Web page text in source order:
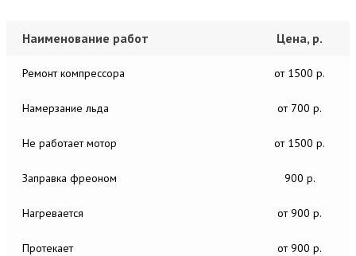
Наименование работ Цена, р.
Ремонт компрессора от 1500 р.
Намерзание льда от 700 р.
Не работает мотор от 1500 р.
Заправка фреоном 900 р.
Нагревается от 900 р.
Протекает от 900 р.